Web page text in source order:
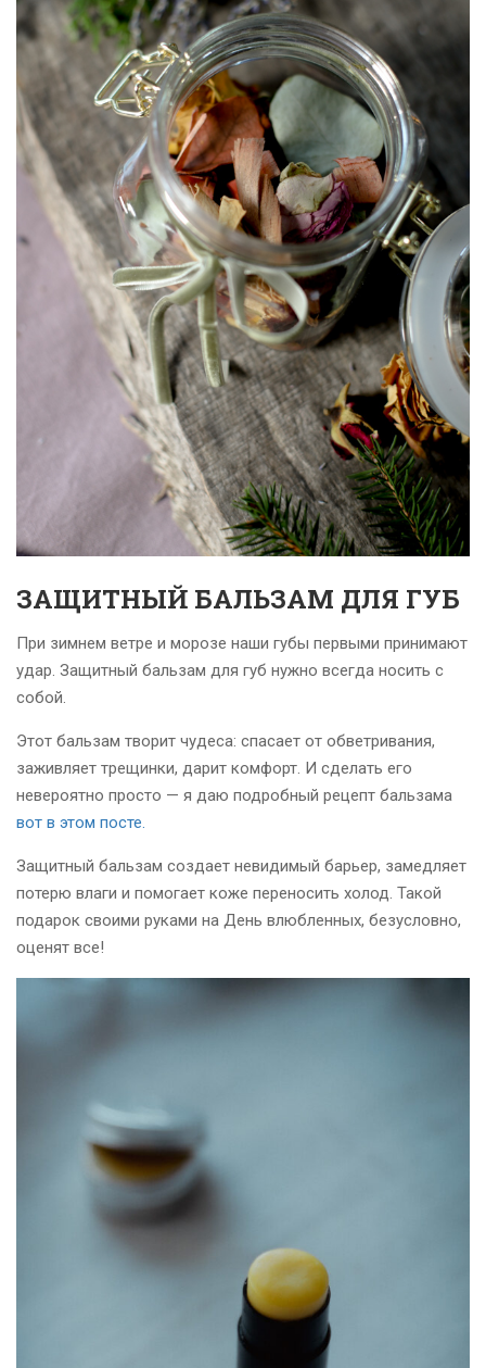
ЗАЩИТНЫЙ БАЛЬЗАМ ДЛЯ ГУБ
При зимнем ветре и морозе наши губы первыми принимают
удар. Защитный бальзам для губ нужно всегда носить с
собой.
Этот бальзам творит чудеса: спасает от обветривания,
заживляет трещинки, дарит комфорт. И сделать его
невероятно просто — я даю подробный рецепт бальзама
вот в этом посте.
Защитный бальзам создает невидимый барьер, замедляет
потерю влаги и помогает коже переносить холод. Такой
подарок своими руками на День влюбленных, безусловно,
оценят все!